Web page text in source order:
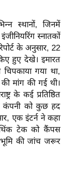
स्थानों, जिनमें
स्नातकों
के अनुसार, 22
हुए देखे। इमारत
गया था,
मांग की गई थी।
के कई प्रतिष्ठित
कंपनी को कुछ हद
एक इंटर्न ने कहा
थिंक टेक को कैंपस
की जांच जरूर